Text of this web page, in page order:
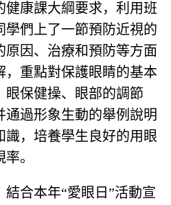
健康課大綱要求，利用班
學們上了一節預防近視的
因、治療和預防等方面
，重點對保護眼睛的基本
眼保健操、眼部的調節
過形象生動的舉例說明
識，培養學生良好的用眼
。
結合本年“愛眼日”活動宣